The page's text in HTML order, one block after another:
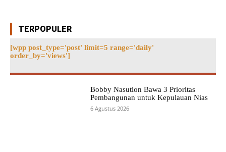
TERPOPULER
[wpp post_type='post' limit=5 range='daily'
order_by='views']
Bobby Nasution Bawa 3 Prioritas
Pembangunan untuk Kepulauan Nias
6 Agustus 2026